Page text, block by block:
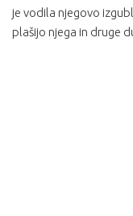
je vodila njegovo
plašijo njega in druge